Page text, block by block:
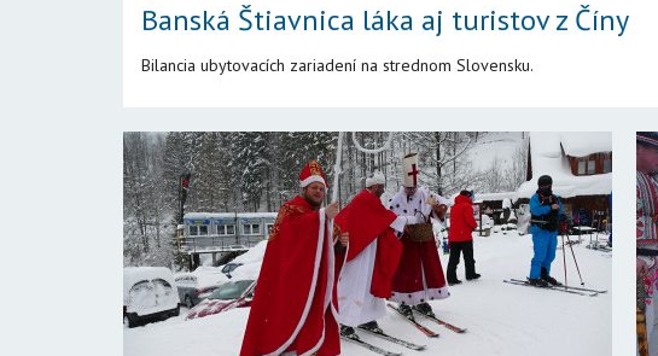
Banská Štiavnica láka aj turistov z Číny
Bilancia ubytovacích zariadení na strednom Slovensku.